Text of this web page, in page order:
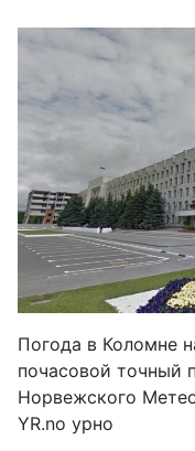
Погода в Коломне
почасовой точный
Норвежского
YR.no урно